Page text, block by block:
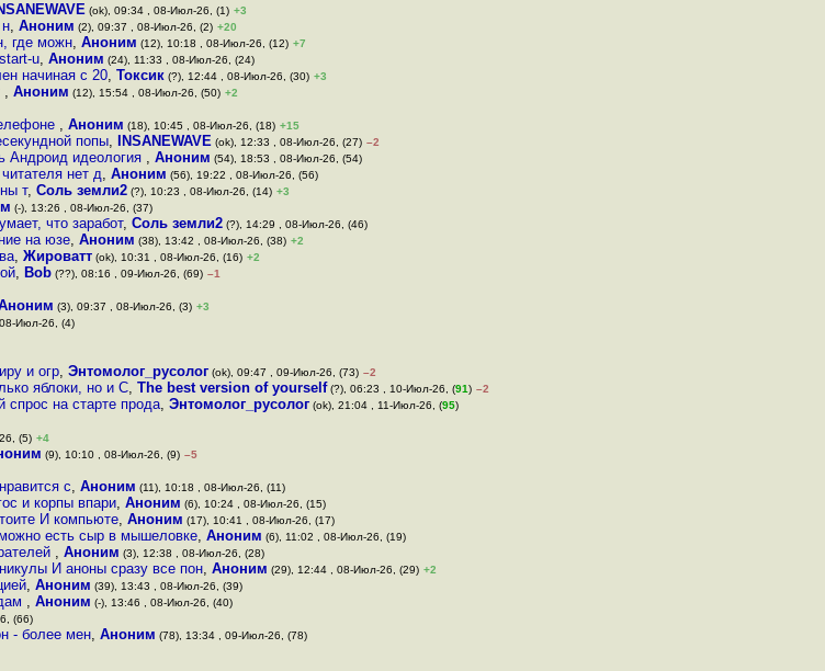
(ok), 09:34 , 08-Июл-26, (1) +3
, Аноним (2), 09:37 , 08-Июл-26, (2) +20
где можн, Аноним (12), 10:18 , 08-Июл-26, (12) +7
u, Аноним (24), 11:33 , 08-Июл-26, (24)
начиная с 20, Токсик (?), 12:44 , 08-Июл-26, (30) +3
, Аноним (12), 15:54 , 08-Июл-26, (50) +2
, Аноним (18), 10:45 , 08-Июл-26, (18) +15
попы, INSANEWAVE (ok), 12:33 , 08-Июл-26, (27) –2
Андроид идеология , Аноним (54), 18:53 , 08-Июл-26, (54)
нет д, Аноним (56), 19:22 , 08-Июл-26, (56)
т, Соль земли2 (?), 10:23 , 08-Июл-26, (14) +3
(-), 13:26 , 08-Июл-26, (37)
что заработ, Соль земли2 (?), 14:29 , 08-Июл-26, (46)
на юзе, Аноним (38), 13:42 , 08-Июл-26, (38) +2
, Жироватт (ok), 10:31 , 08-Июл-26, (16) +2
, Bob (??), 08:16 , 09-Июл-26, (69) –1
(3), 09:37 , 08-Июл-26, (3) +3
Июл-26, (4)
и огр, Энтомолог_русолог (ok), 09:47 , 09-Июл-26, (73) –2
яблоки, но и С, The best version of yourself(?), 06:23 , 10-Июл-26, (91) –2
на старте прода, Энтомолог_русолог (ok), 21:04 , 11-Июл-26, (95)
(5) +4
(9), 10:10 , 08-Июл-26, (9) –5
с, Аноним (11), 10:18 , 08-Июл-26, (11)
и корпы впари, Аноним (6), 10:24 , 08-Июл-26, (15)
И компьюте, Аноним (17), 10:41 , 08-Июл-26, (17)
есть сыр в мышеловке, Аноним (6), 11:02 , 08-Июл-26, (19)
, Аноним (3), 12:38 , 08-Июл-26, (28)
И аноны сразу все пон, Аноним (29), 12:44 , 08-Июл-26, (29) +2
, Аноним (39), 13:43 , 08-Июл-26, (39)
, Аноним (-), 13:46 , 08-Июл-26, (40)
(66)
- более мен, Аноним (78), 13:34 , 09-Июл-26, (78)